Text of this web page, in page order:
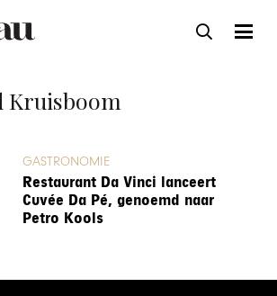
Kruisboom
GASTRONOMIE
Restaurant Da Vinci lanceert
Cuvée Da Pé, genoemd naar
Petro Kools